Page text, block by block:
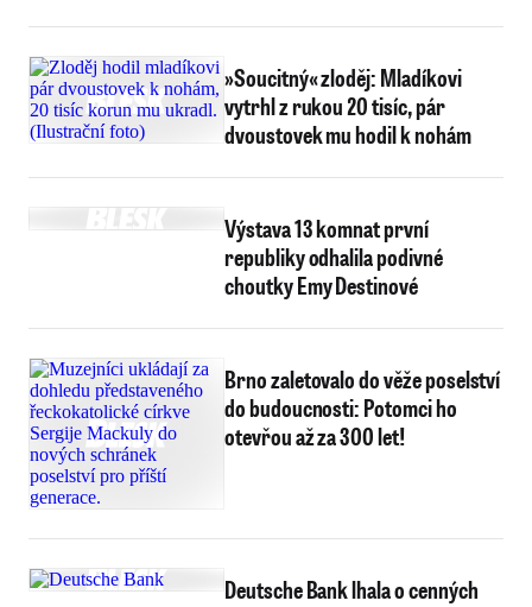
»Soucitný« zloděj: Mladíkovi
vytrhl z rukou 20 tisíc, pár
dvoustovek mu hodil k nohám
Výstava 13 komnat první
republiky odhalila podivné
choutky Emy Destinové
Brno zaletovalo do věže poselství
do budoucnosti: Potomci ho
otevřou až za 300 let!
Deutsche Bank lhala o cenných